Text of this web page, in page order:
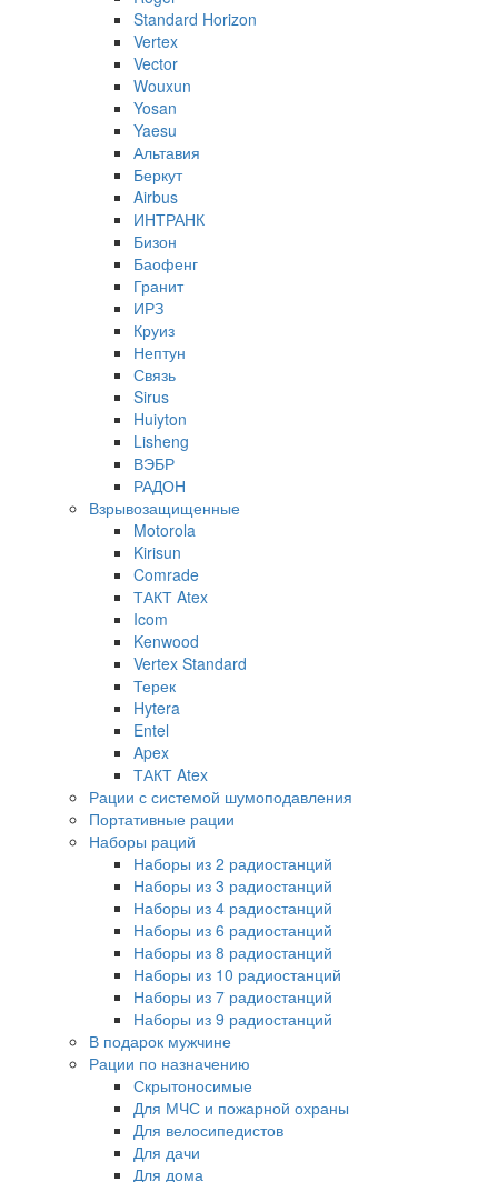
Standard Horizon
Vertex
Vector
Wouxun
Yosan
Yaesu
Альтавия
Беркут
Airbus
ИНТРАНК
Бизон
Баофенг
Гранит
ИРЗ
Круиз
Нептун
Связь
Sirus
Huiyton
Lisheng
ВЭБР
РАДОН
Взрывозащищенные
Motorola
Kirisun
Comrade
ТАКТ Atex
Icom
Kenwood
Vertex Standard
Терек
Hytera
Entel
Apex
ТАКТ Atex
Рации с системой шумоподавления
Портативные рации
Наборы раций
Наборы из 2 радиостанций
Наборы из 3 радиостанций
Наборы из 4 радиостанций
Наборы из 6 радиостанций
Наборы из 8 радиостанций
Наборы из 10 радиостанций
Наборы из 7 радиостанций
Наборы из 9 радиостанций
В подарок мужчине
Рации по назначению
Скрытоносимые
Для МЧС и пожарной охраны
Для велосипедистов
Для дачи
Для дома